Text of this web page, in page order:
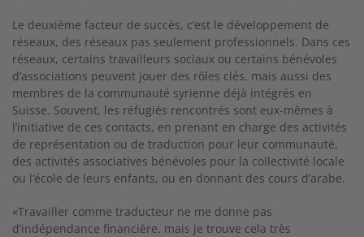
Le deuxième facteur de succès, c’est le développement de
réseaux, des réseaux pas seulement professionnels. Dans ces
réseaux, certains travailleurs sociaux ou certains bénévoles
d’associations peuvent jouer des rôles clés, mais aussi des
membres de la communauté syrienne déjà intégrés en
Suisse. Souvent, les réfugiés rencontrés sont eux-mêmes à
l’initiative de ces contacts, en prenant en charge des activités
de représentation ou de traduction pour leur communauté,
des activités associatives bénévoles pour la collectivité locale
ou l’école de leurs enfants, ou en donnant des cours d’arabe.
«Travailler comme traducteur ne me donne pas
d’indépendance financière, mais je trouve cela très